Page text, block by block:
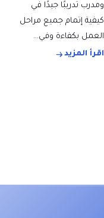
ومدرب تدريبًا جيدًا في
كيفية إتمام جميع مراحل
العمل بكفاءة وفي…
اقرأ المزيد